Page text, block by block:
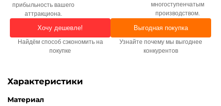
прибыльность вашего
аттракциона.
многоступенчатым
производством.
Хочу дешевле!
Найдём способ сэкономить на
покупке
Выгодная покупка
Узнайте почему мы выгоднее
конкурентов
Характеристики
Материал